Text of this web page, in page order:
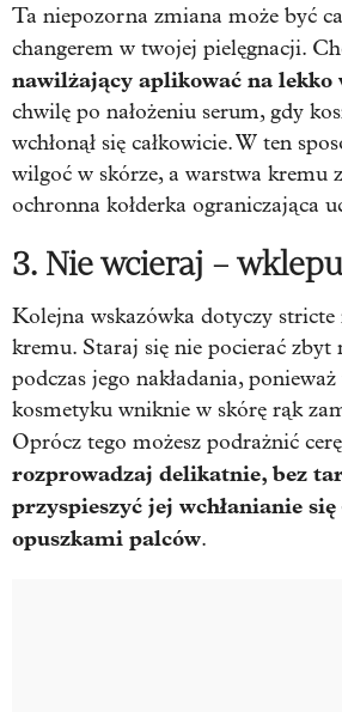
Ta niepozorna zmiana może być
changerem w twojej pielęgnacji.
nawilżający aplikować na
chwilę po nałożeniu serum, gdy
wchłonął się całkowicie. W ten
wilgoć w skórze, a warstwa kremu
ochronna kołderka ograniczająca
3. Nie wcieraj –
Kolejna wskazówka dotyczy
kremu. Staraj się nie pocierać zbyt
podczas jego nakładania,
kosmetyku wniknie w skórę rąk
Oprócz tego możesz podrażnić
rozprowadzaj delikatnie, bez
przyspieszyć jej wchłanianie
opuszkami palców.